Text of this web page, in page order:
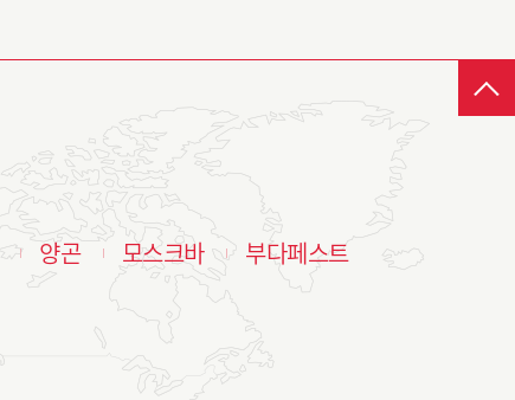
양곤 모스크바 부다페스트